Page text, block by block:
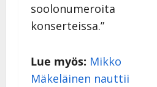
soolonumeroita
konserteissa.”
Lue myös: Mikko
Mäkeläinen nauttii